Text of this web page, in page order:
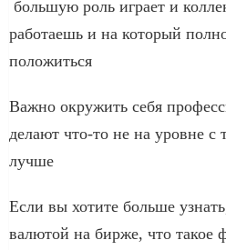
большую роль играет и
работаешь и на который
положиться
Важно окружить себя
делают что-то не на уровне с
лучше
Если вы хотите больше
валютой на бирже, что такое